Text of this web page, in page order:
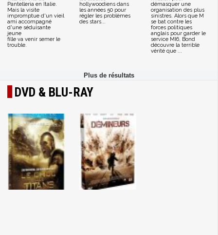
Pantelleria en Italie.
Mais la visite
impromptue d'un vieil
ami accompagné
d'une séduisante
jeune
fille va venir semer le
trouble.
hollywoodiens dans
les années 50 pour
régler les problèmes
des stars...
démasquer une
organisation des plus
sinistres. Alors que M
se bat contre les
forces politiques
anglais pour garder le
service MI6, Bond
découvre la terrible
vérité que ...
DVD & BLU-RAY